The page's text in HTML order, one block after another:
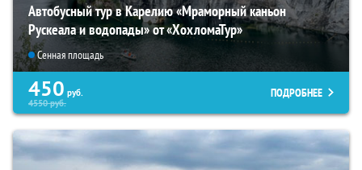
Автобусный тур в Карелию «Мраморный каньон
Рускеала и водопады» от «ХохломаТур»
Сенная площадь
450 руб.
4550руб.
ПОДРОБНЕЕ